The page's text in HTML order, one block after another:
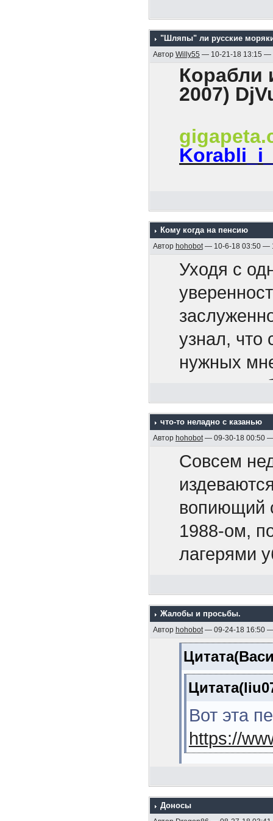
мира!».
каждого
всех
И как все,
Как были
твоим
"Шляпы" ли русские
Автор Willy55 — 10-21-18 13:15 —
Корабли
2007)
1.
2. Гибель
3. Боевые
Апальков
4.
5.
6. На
7.
8. Минные
2005, 128
9.
Р.М. ,
10.
1925 гг.
(Кузнецов
12.
13.
В.Я. ,
14.
15.
стр.)
Кому когда на пенсию
Автор hohobot— 10-6-18 03:50 —
Уходя с
узнал, что
нужных
вовсе на
65-ть
Сказать,
И тут не
завтра
Маркиз
что-то неладно с казанью
Автор hohobot— 09-30-18 00:50 —
Совсем
вопиющий
1988-ом,
лагерями
Так это
товарищ,
Жалобы и просьбы.
Автор hohobot— 09-24-18 16:50 —
Вот эта
https://
Лучше
Цитата
Доносы